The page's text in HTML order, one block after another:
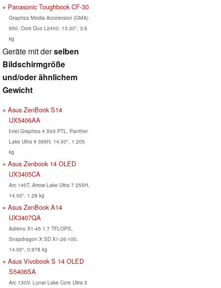
Panasonic Toughbook CF-30
Graphics Media Accelerator (GMA)
950, Core Duo L2400, 13.30", 3.6
kg
Geräte mit derselben
Bildschirmgröße
und/oder ähnlichem
Gewicht
Asus ZenBook S14
UX5406AA
Intel Graphics 4 Xe3 PTL, Panther
Lake Ultra 9 386H, 14.00", 1.205
kg
Asus Zenbook 14 OLED
UX3405CA
Arc 140T, Arrow Lake Ultra 7 255H,
14.00", 1.28 kg
Asus ZenBook A14
UX3407QA
Adreno X1-45 1.7 TFLOPS,
Snapdragon X SD X1-26-100,
14.00", 0.978 kg
Asus Vivobook S 14 OLED
S5406SA
Arc 130V, Lunar Lake Core Ultra 5